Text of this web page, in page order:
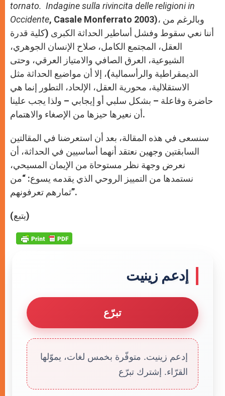
tornato. Indagine sulla rivincita delle religioni in
Occidente, Casale Monferrato 2003)، وبالرغم من
أننا نعي سقوط وفشل أساطير الحداثة الكبرى (كلية قدرة
العقل، المجتمع الكامل، صلاح الإنسان الجوهري،
الشيوعية، العرق الصافي والامتياز العرقي، وحتى
الديمقراطية والرأسمالية)، إلا أن مواضيع الحداثة مثل
الاستقلالية، محورية العقل، الإلحاد، التطور إنما هي
حاضرة وفاعلة – بشكل سلبي أو إيجابي – ولذا يجب علينا
أن نعيرها حيزها من الإصغاء والاهتمام.
سنسعى في هذه المقالة، بعد أن استعرضنا في المقالتين
السابقتين وجهين نعتقد أنهما أساسيين في الحداثة، أن
نعرض وجهة نظر مستوحاة من الإيمان المسيحي،
نستمدها من التمييز الروحي الذي يقدمه يسوع: “من
ثمارهم تعرفونهم”.
(يتبع)
إدعم زينيت
تبرّع
إدعم زينيت. متوفّرة بخمس لغات، يموّلها
القرّاء. إشترك تبرّع